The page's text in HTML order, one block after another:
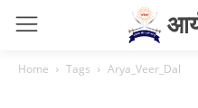
Home Tags Arya_Veer_Dal